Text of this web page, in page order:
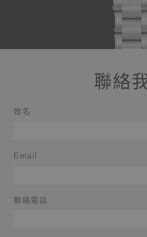
聯絡
姓名
Email
聯絡電話